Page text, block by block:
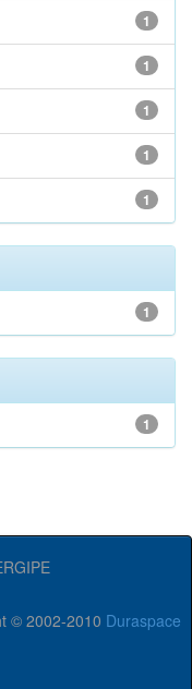
1
1
1
1
1
1
1
© 2002-2010 Duraspace